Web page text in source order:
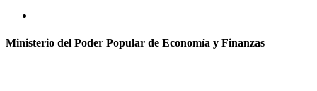
Ministerio del Poder Popular de Economía y Finanzas